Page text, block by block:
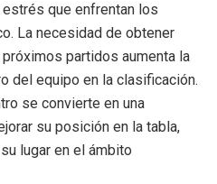
estrés que enfrentan los
La necesidad de obtener
partidos aumenta la
del equipo en la clasificación.
se convierte en una
su posición en la tabla,
lugar en el ámbito